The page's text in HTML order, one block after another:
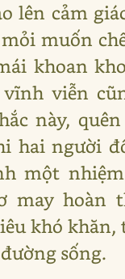
lên cảm
muốn
khoan
vĩnh viễn
này,
hai người
một
may hoàn
khó khăn,
sống.